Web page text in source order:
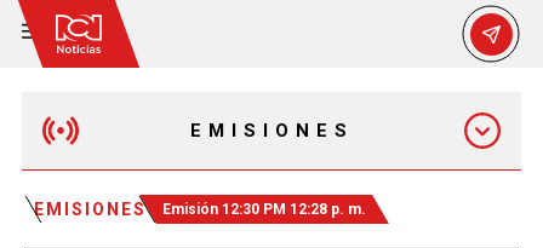
EMISIONES
MAÑANA EXPRESS
EMISIONES Emisión 12:30 PM 12:28 p. m.